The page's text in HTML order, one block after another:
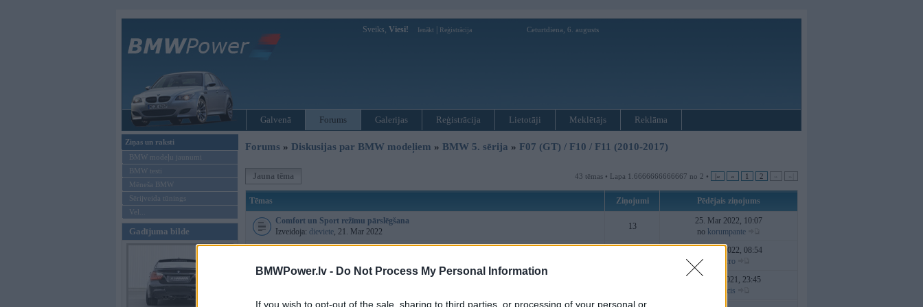
BMWPower.lv - Do Not Process My Personal Information
If you wish to opt-out of the sale, sharing to third parties, or processing of your personal or
Sveiks, Viesi! Ienākt Reģistrācija Ceturtdiena, 6. augusts
Galvenā Forums Galerijas Reģistrācija Lietotāji Meklētājs Reklāma
Ziņas un raksti
BMW modeļu jaunumi
BMW testi
Mēneša BMW
Sērijveida tūnings
Vel...
Gadījuma bilde
Forums » Diskusijas par BMW modeļiem » BMW 5. sērija » F07 (GT) / F10 / F11 (2010-2017)
Jauna tēma 43 tēmas • Lapa 1.6666666666667 no 2 • |« « 1 2
Tēmas Ziņojumi Pēdējais ziņojums
Comfort un Sport režīmu pārslēgšana
Izveidoja: dieviete, 21. Mar 2022
13
25. Mar 2022, 10:07
no korumpante
18. Mar 2022, 08:54
karro
30. Jan 2021, 23:45
Locis